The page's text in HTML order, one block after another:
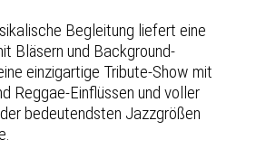
Begleitung liefert eine
Bläsern und Background-
einzigartige Tribute-Show mit
Reggae-Einflüssen und voller
bedeutendsten Jazzgrößen